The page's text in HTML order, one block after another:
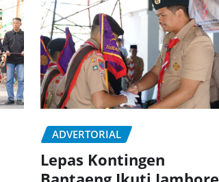
ADVERTORIAL
Lepas Kontingen